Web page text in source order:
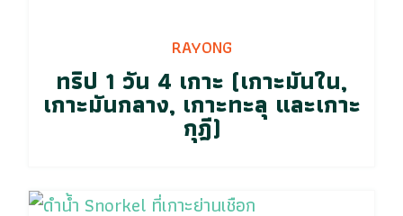
RAYONG
ทริป 1 วัน 4 เกาะ (เกาะมันใน,
เกาะมันกลาง, เกาะทะลุ และเกาะ
กุฎี)